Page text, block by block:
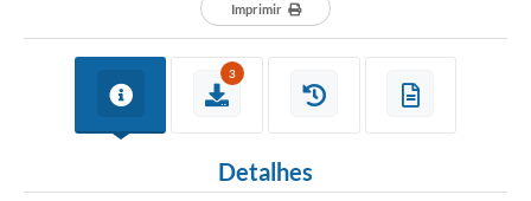
Serviços Online
Telefones Úteis
Imprimir
3
Detalhes